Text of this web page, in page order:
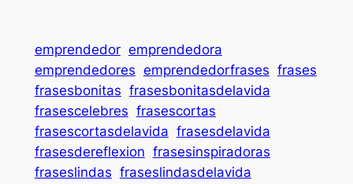
emprendedor emprendedora
emprendedores emprendedorfrases frases
frasesbonitas frasesbonitasdelavida
frasescelebres frasescortas
frasescortasdelavida frasesdelavida
frasesdereflexion frasesinspiradoras
fraseslindas fraseslindasdelavida